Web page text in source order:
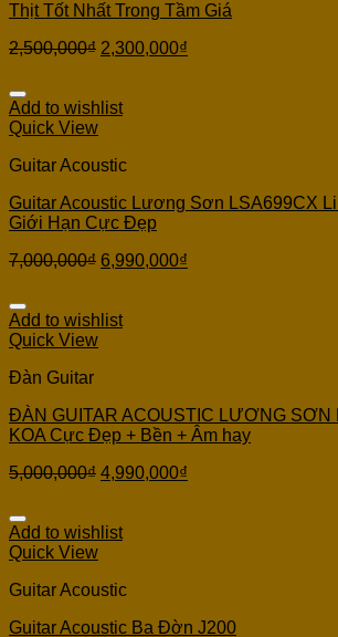
Thịt Tốt Nhất Trong Tầm Giá
2,500,000₫ 2,300,000₫
Add to wishlist
Quick View
Guitar Acoustic
Guitar Acoustic Lương Sơn LSA699CX
Giới Hạn Cực Đẹp
7,000,000₫ 6,990,000₫
Add to wishlist
Quick View
Đàn Guitar
ĐÀN GUITAR ACOUSTIC LƯƠNG SƠN
KOA Cực Đẹp + Bền + Âm hay
5,000,000₫ 4,990,000₫
Add to wishlist
Quick View
Guitar Acoustic
Guitar Acoustic Ba Đờn J200